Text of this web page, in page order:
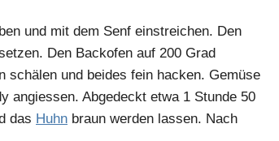
und mit dem Senf einstreichen. Den
Den Backofen auf 200 Grad
schälen und beides fein hacken. Gemüse
angiessen. Abgedeckt etwa 1 Stunde 50
das Huhn braun werden lassen. Nach